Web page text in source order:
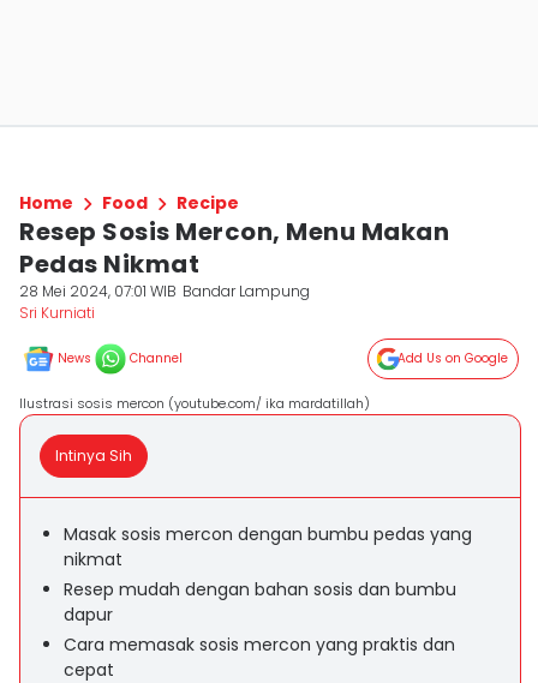
Home Food Recipe
Resep Sosis Mercon, Menu Makan
Pedas Nikmat
28 Mei 2024, 07:01 WIB Bandar Lampung
Sri Kurniati
News Channel Add Us on Google
Ilustrasi sosis mercon (youtube.com/ ika mardatillah)
Intinya Sih
Masak sosis mercon dengan bumbu pedas yang
nikmat
Resep mudah dengan bahan sosis dan bumbu
dapur
Cara memasak sosis mercon yang praktis dan
cepat